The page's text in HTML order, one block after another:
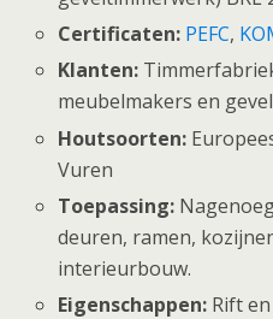
Certificaten: PEFC,
Klanten:
meubelmakers en
Houtsoorten:
Vuren
Toepassing:
deuren, ramen,
interieurbouw.
Eigenschappen: Rift